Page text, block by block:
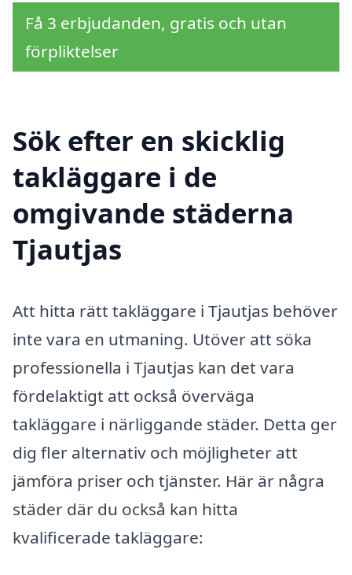
Få 3 erbjudanden, gratis och utan
förpliktelser
Sök efter en skicklig
takläggare i de
omgivande städerna
Tjautjas
Att hitta rätt takläggare i Tjautjas behöver
inte vara en utmaning. Utöver att söka
professionella i Tjautjas kan det vara
fördelaktigt att också överväga
takläggare i närliggande städer. Detta ger
dig fler alternativ och möjligheter att
jämföra priser och tjänster. Här är några
städer där du också kan hitta
kvalificerade takläggare: